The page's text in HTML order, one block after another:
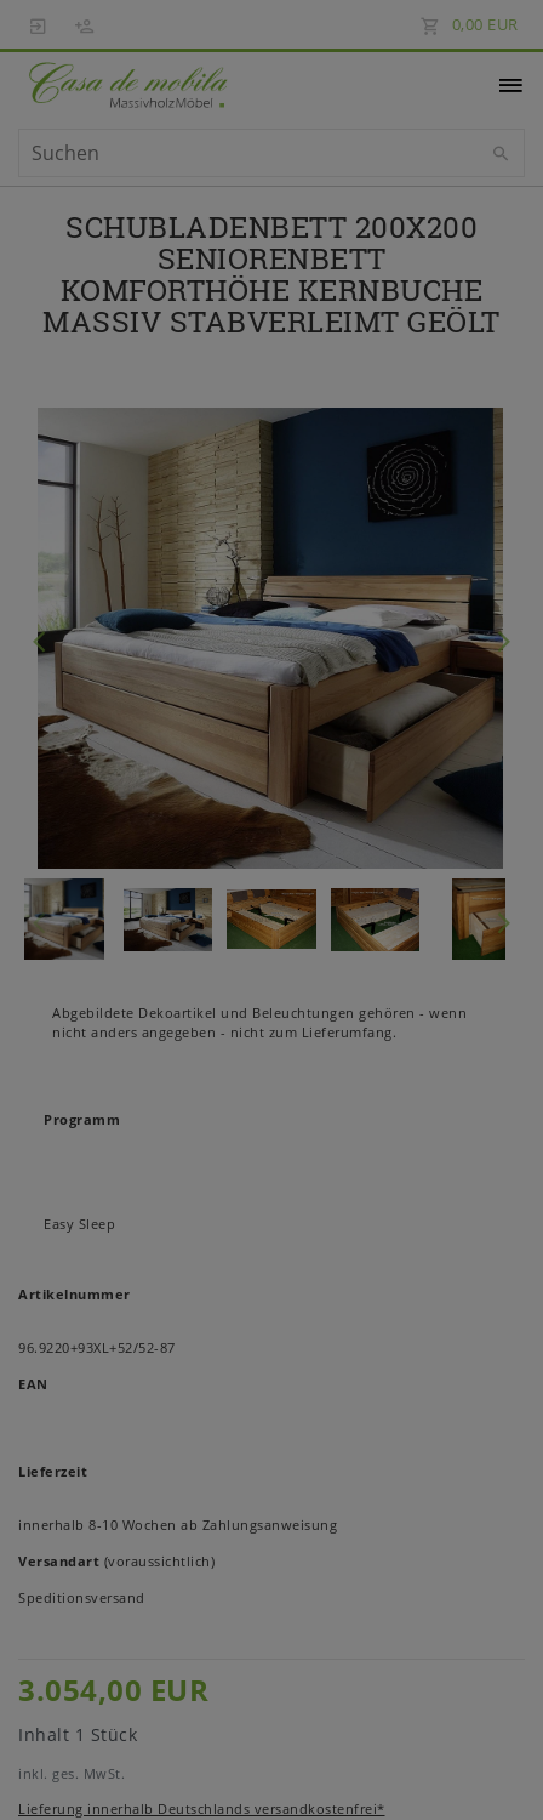
0,00 EUR
SCHUBLADENBETT 200X200
SENIORENBETT
KOMFORTHÖHE KERNBUCHE
MASSIV STABVERLEIMT GEÖLT
Abgebildete Dekoartikel und Beleuchtungen gehören - wenn
nicht anders angegeben - nicht zum Lieferumfang.
Programm
Easy Sleep
Artikelnummer
96.9220+93XL+52/52-87
EAN
Lieferzeit
innerhalb 8-10 Wochen ab Zahlungsanweisung
Versandart (voraussichtlich)
Speditionsversand
3.054,00 EUR
Inhalt 1 Stück
inkl. ges. MwSt.
Lieferung innerhalb Deutschlands versandkostenfrei*